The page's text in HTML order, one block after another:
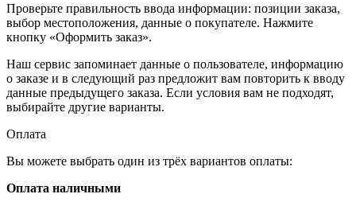
Проверьте правильность ввода информации: позиции заказа,
выбор местоположения, данные о покупателе. Нажмите
кнопку «Оформить заказ».
Наш сервис запоминает данные о пользователе, информацию
о заказе и в следующий раз предложит вам повторить к вводу
данные предыдущего заказа. Если условия вам не подходят,
выбирайте другие варианты.
Оплата
Вы можете выбрать один из трёх вариантов оплаты:
Оплата наличными